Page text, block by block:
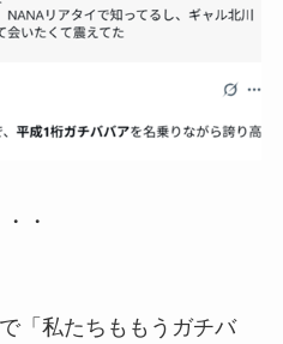
・
「私たちももうガチバ